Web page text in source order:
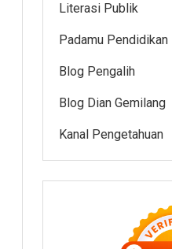
Literasi Publik
Padamu Pendidikan
Blog Pengalih
Blog Dian Gemilang
Kanal Pengetahuan